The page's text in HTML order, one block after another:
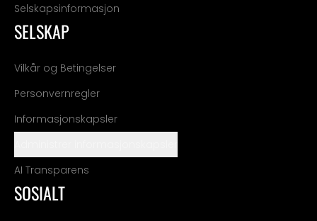
Selskapsinformasjon
SELSKAP
Vilkår og Betingelser
Personvernregler
Informasjonskapsler
AI Transparens
SOSIALT